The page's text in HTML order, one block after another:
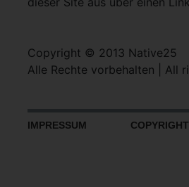
Copyright © 2013 Native25
Alle Rechte vorbehalten | All
IMPRESSUM COPYRIGHT